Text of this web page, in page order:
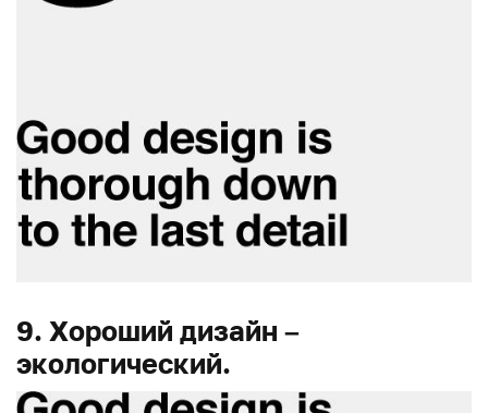
9. Хороший дизайн –
экологический.